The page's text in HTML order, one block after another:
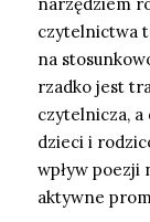
czytelnictwa
na
rzadko jest
czytelnicza, a
dzieci i
wpływ poezji
aktywne